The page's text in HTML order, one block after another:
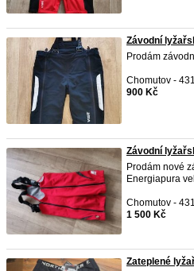
Závodní
Prodám
Chomutov -
900 Kč
Závodní
Prodám nové
Energiapura
Chomutov -
1 500 Kč
Zateplené